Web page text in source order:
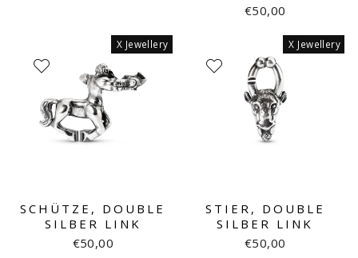
€50,00
X Jewellery
SCHÜTZE, DOUBLE
SILBER LINK
€50,00
X Jewellery
STIER, DOUBLE
SILBER LINK
€50,00